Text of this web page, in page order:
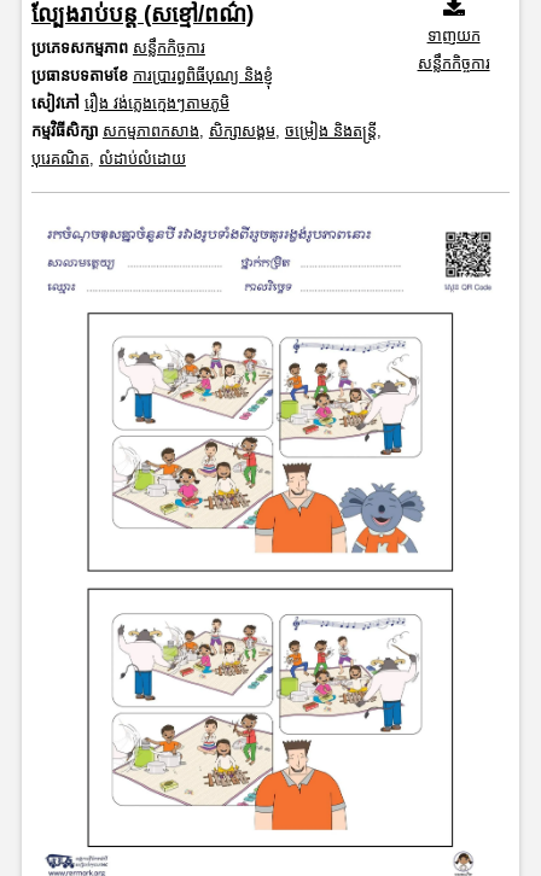
ល្បែងរាប់បន្ត (សខ្មៅ/ពណ៌)
ប្រភេទសកម្មភាព សន្លឹកកិច្ចការ
ប្រធានបទតាមខែ ការប្រារព្ធពិធីបុណ្យ និងខ្ញុំ
សៀវភៅ រឿង វង់ភ្លេងក្មេងៗតាមភូមិ
កម្មវិធីសិក្សា សកម្មភាពកសាង, សិក្សាសង្គម, ចម្រៀង និងតន្ត្រី,
បុរេគណិត, លំដាប់លំដោយ
ទាញយក
សន្លឹកកិច្ចការ